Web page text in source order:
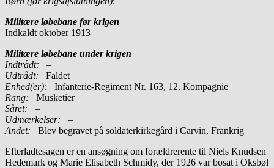
Militære løbebane før krigen
Indkaldt oktober 1913
Militære løbebane under krigen
Indtrådt: –
Udtrådt: Faldet
Enhed(er):
Infanterie-Regiment Nr. 163, 12. Kompagnie
Rang:
Musketier
Såret: –
Udmærkelser: –
Andet: Blev begravet på soldaterkirkegård i Carvin, Frankrig
Efterladtesagen er en ansøgning om forældrerente til Niels Knudsen
Hedemark og Marie Elisabeth Schmidy, der 1926 var bosat i Oksbøl